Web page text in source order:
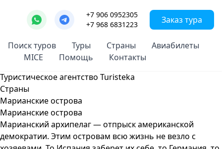
+7 906 0952305
+7 968 6831223
Заказ тура
Поиск туров Туры Страны
Авиабилеты
MICE
Помощь
Контакты
Туристическое агентство Turisteka
Страны
Марианские острова
Марианские острова
Марианский архипелаг — отпрыск американской
демократии. Этим островам всю жизнь не везло с